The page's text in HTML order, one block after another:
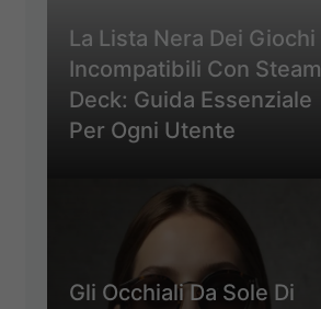
La Lista Nera Dei Giochi
Incompatibili Con Steam
Deck: Guida Essenziale
Per Ogni Utente
Gli Occhiali Da Sole Di